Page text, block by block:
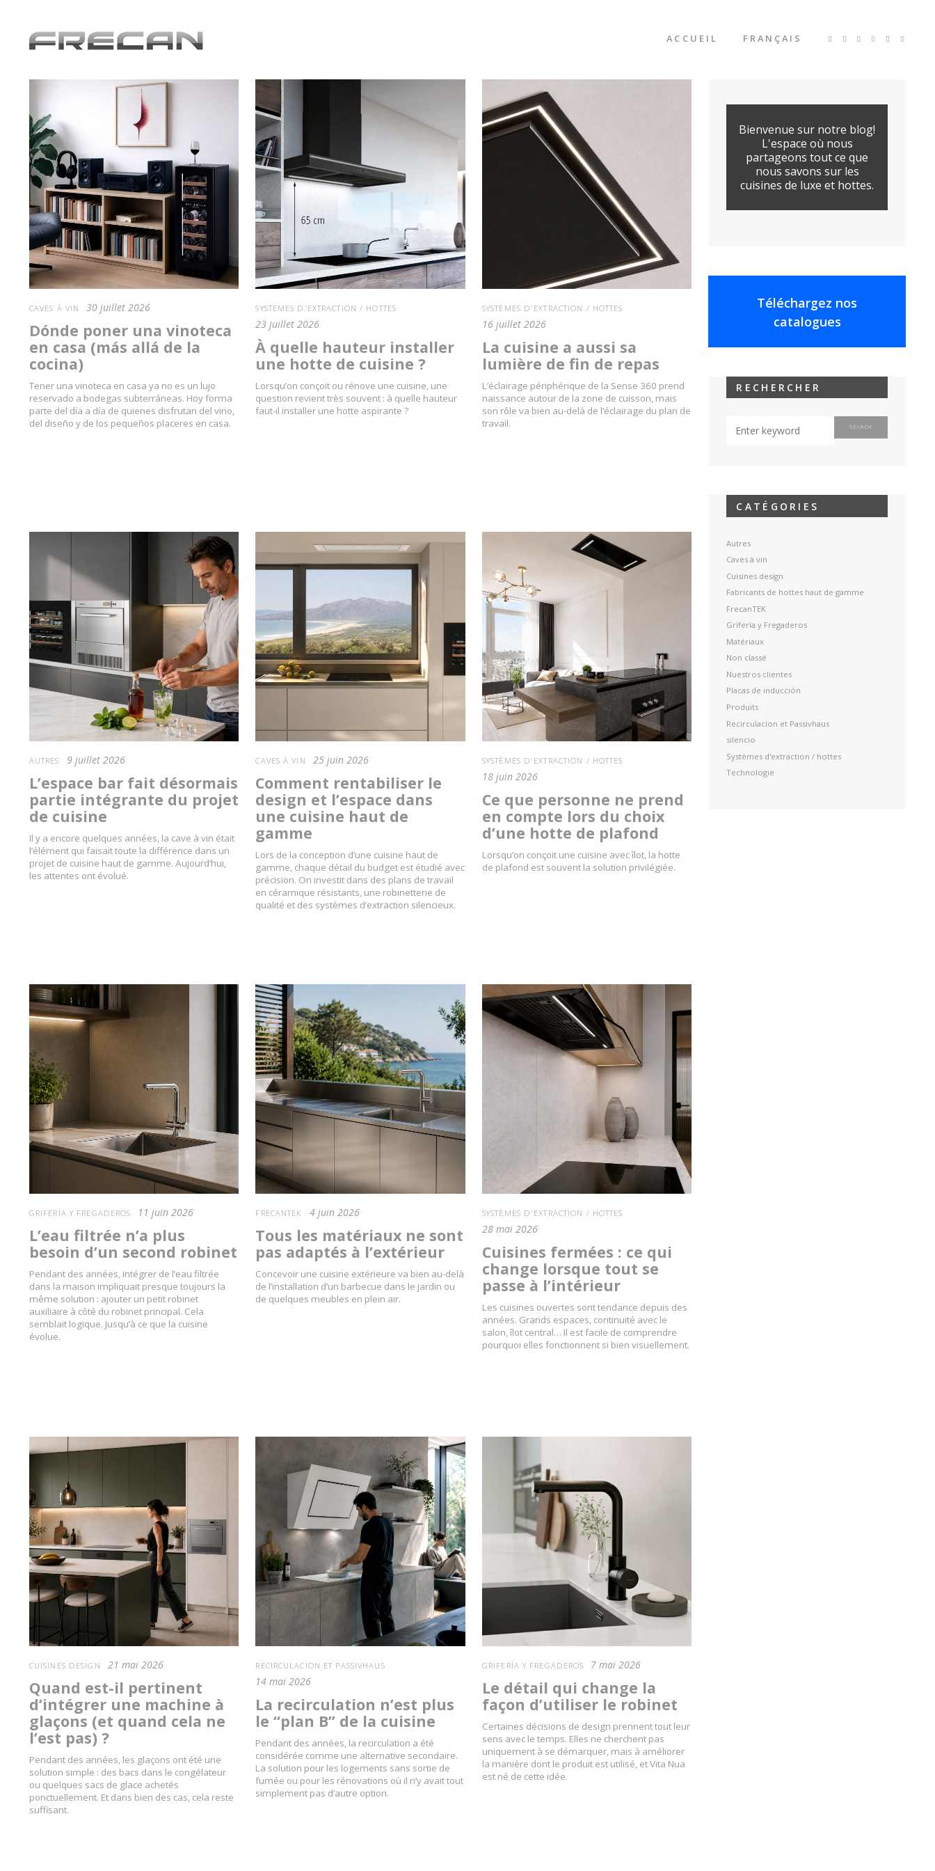
ACCUEIL FRANÇAIS
CAVES À VIN 30 juillet 2026
Dónde poner una vinoteca
en casa (más allá de la
cocina)
Tener una vinoteca en casa ya no es un lujo
reservado a bodegas subterráneas. Hoy forma
parte del día a día de quienes disfrutan del vino,
del diseño y de los pequeños placeres en casa.
SYSTÈMES D'EXTRACTION / HOTTES
23 juillet 2026
À quelle hauteur installer
une hotte de cuisine ?
Lorsqu’on conçoit ou rénove une cuisine, une
question revient très souvent : à quelle hauteur
faut-il installer une hotte aspirante ?
SYSTÈMES D'EXTRACTION / HOTTES
16 juillet 2026
La cuisine a aussi sa
lumière de fin de repas
L’éclairage périphérique de la Sense 360 prend
naissance autour de la zone de cuisson, mais
son rôle va bien au-delà de l’éclairage du plan de
travail.
AUTRES 9 juillet 2026
L’espace bar fait désormais
partie intégrante du projet
de cuisine
Il y a encore quelques années, la cave à vin était
l’élément qui faisait toute la différence dans un
projet de cuisine haut de gamme. Aujourd’hui,
les attentes ont évolué.
CAVES À VIN 25 juin 2026
Comment rentabiliser le
design et l’espace dans
une cuisine haut de
gamme
Lors de la conception d’une cuisine haut de
gamme, chaque détail du budget est étudié avec
précision. On investit dans des plans de travail
en céramique résistants, une robinetterie de
qualité et des systèmes d’extraction silencieux.
SYSTÈMES D'EXTRACTION / HOTTES
18 juin 2026
Ce que personne ne prend
en compte lors du choix
d’une hotte de plafond
Lorsqu’on conçoit une cuisine avec îlot, la hotte
de plafond est souvent la solution privilégiée.
GRIFERÍA Y FREGADEROS 11 juin 2026
L’eau filtrée n’a plus
besoin d’un second robinet
Pendant des années, intégrer de l’eau filtrée
dans la maison impliquait presque toujours la
même solution : ajouter un petit robinet
auxiliaire à côté du robinet principal. Cela
semblait logique. Jusqu’à ce que la cuisine
évolue.
FRECANTEK 4 juin 2026
Tous les matériaux ne sont
pas adaptés à l’extérieur
Concevoir une cuisine extérieure va bien au-delà
de l’installation d’un barbecue dans le jardin ou
de quelques meubles en plein air.
SYSTÈMES D'EXTRACTION / HOTTES
28 mai 2026
Cuisines fermées : ce qui
change lorsque tout se
passe à l’intérieur
Les cuisines ouvertes sont tendance depuis des
années. Grands espaces, continuité avec le
salon, îlot central… Il est facile de comprendre
pourquoi elles fonctionnent si bien visuellement.
CUISINES DESIGN 21 mai 2026
Quand est-il pertinent
d’intégrer une machine à
glaçons (et quand cela ne
l’est pas) ?
Pendant des années, les glaçons ont été une
solution simple : des bacs dans le congélateur
ou quelques sacs de glace achetés
ponctuellement. Et dans bien des cas, cela reste
suffisant.
RECIRCULACION ET PASSIVHAUS
14 mai 2026
La recirculation n’est plus
le “plan B” de la cuisine
Pendant des années, la recirculation a été
considérée comme une alternative secondaire.
La solution pour les logements sans sortie de
fumée ou pour les rénovations où il n’y avait tout
simplement pas d’autre option.
GRIFERÍA Y FREGADEROS 7 mai 2026
Le détail qui change la
façon d’utiliser le robinet
Certaines décisions de design prennent tout leur
sens avec le temps. Elles ne cherchent pas
uniquement à se démarquer, mais à améliorer
la manière dont le produit est utilisé, et Vita Nua
est né de cette idée.
Bienvenue sur notre blog!
L'espace où nous
partageons tout ce que
nous savons sur les
cuisines de luxe et hottes.
Téléchargez nos
catalogues
RECHERCHER
CATÉGORIES
Autres
Caves à vin
Cuisines design
Fabricants de hottes haut de gamme
FrecanTEK
Grifería y Fregaderos
Matériaux
Non classé
Nuestros clientes
Placas de inducción
Produits
Recirculacion et Passivhaus
silencio
Systèmes d'extraction / hottes
Technologie